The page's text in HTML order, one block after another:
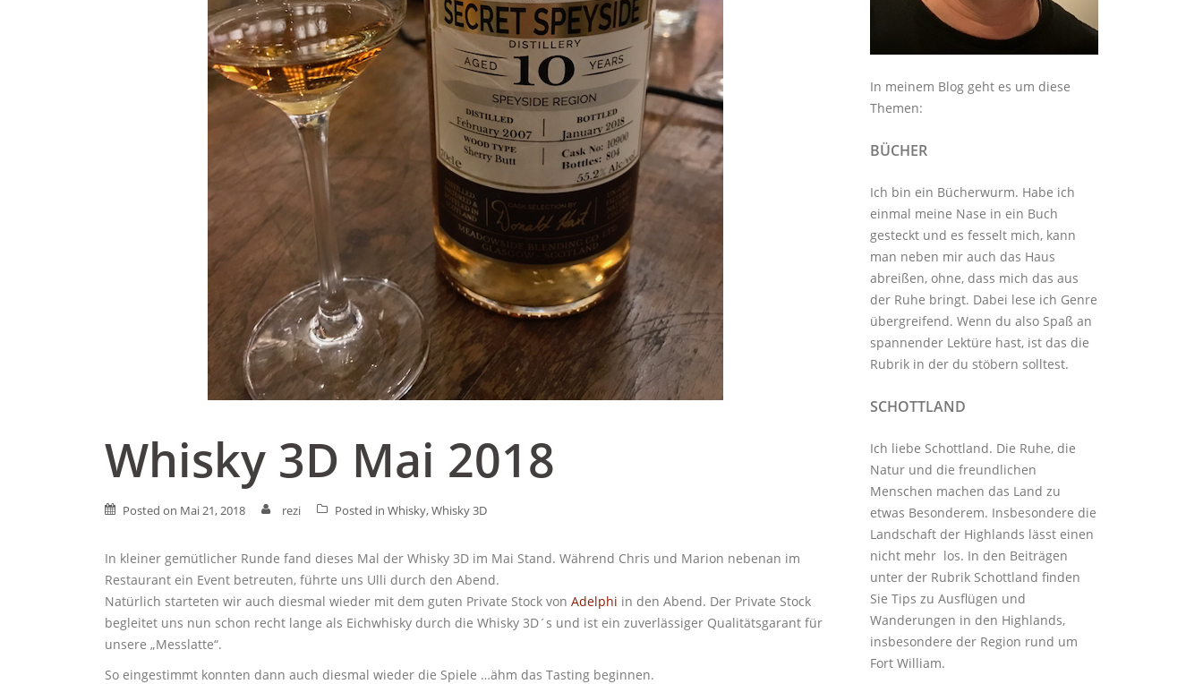
Whisky 3D Mai 2018
Posted on Mai 21, 2018 rezi Posted in Whisky,Whisky 3D
In kleiner gemütlicher Runde fand dieses Mal der Whisky 3D im Mai Stand. Während Chris und Marion nebenan im
Restaurant ein Event betreuten, führte uns Ulli durch den Abend.
Natürlich starteten wir auch diesmal wieder mit dem guten Private Stock von Adelphi in den Abend. Der Private Stock
begleitet uns nun schon recht lange als Eichwhisky durch die Whisky 3D´s und ist ein zuverlässiger Qualitätsgarant für
unsere „Messlatte“.
So eingestimmt konnten dann auch diesmal wieder die Spiele …ähm das Tasting beginnen.
In meinem Blog geht es um diese
Themen:
BÜCHER
Ich bin ein Bücherwurm. Habe ich
einmal meine Nase in ein Buch
gesteckt und es fesselt mich, kann
man neben mir auch das Haus
abreißen, ohne, dass mich das aus
der Ruhe bringt. Dabei lese ich Genre
übergreifend. Wenn du also Spaß an
spannender Lektüre hast, ist das die
Rubrik in der du stöbern solltest.
SCHOTTLAND
Ich liebe Schottland. Die Ruhe, die
Natur und die freundlichen
Menschen machen das Land zu
etwas Besonderem. Insbesondere die
Landschaft der Highlands lässt einen
nicht mehr los. In den Beiträgen
unter der Rubrik Schottland finden
Sie Tips zu Ausflügen und
Wanderungen in den Highlands,
insbesondere der Region rund um
Fort William.